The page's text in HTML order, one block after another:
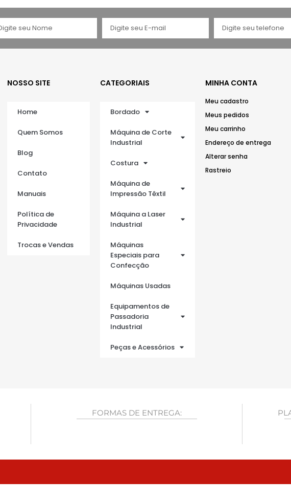
NOSSO SITE
Home
Quem Somos
Blog
Contato
Manuais
Política de
Privacidade
Trocas e Vendas
CATEGORIAIS
Bordado
Máquina de Corte
Industrial
Costura
Máquina de
Impressão Têxtil
Máquina a Laser
Industrial
Máquinas
Especiais para
Confecção
Máquinas Usadas
Equipamentos de
Passadoria
Industrial
Peças e Acessórios
MINHA CONTA
Meu cadastro
Meus pedidos
Meu carrinho
Endereço de entrega
Alterar senha
Rastreio
FORMAS DE ENTREGA: